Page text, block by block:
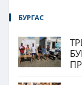
БУРГАС